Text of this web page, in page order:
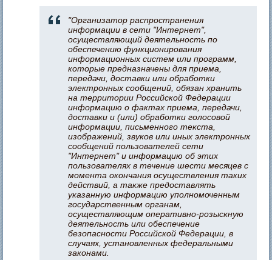
"Организатор распространения
информации в сети "Интернет",
осуществляющий деятельность по
обеспечению функционирования
информационных систем или программ,
которые предназначены для приема,
передачи, доставки или обработки
электронных сообщений, обязан хранить
на территории Российской Федерации
информацию о фактах приема, передачи,
доставки и (или) обработки голосовой
информации, письменного текста,
изображений, звуков или иных электронных
сообщений пользователей сети
"Интернет" и информацию об этих
пользователях в течение шести месяцев с
момента окончания осуществления таких
действий, а также предоставлять
указанную информацию уполномоченным
государственным органам,
осуществляющим оперативно-розыскную
деятельность или обеспечение
безопасности Российской Федерации, в
случаях, установленных федеральными
законами.